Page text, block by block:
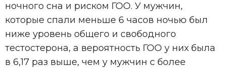
ночного сна и риском ГОО. У мужчин,
которые спали меньше 6 часов ночью был
ниже уровень общего и свободного
тестостерона, а вероятность ГОО у них была
в 6,17 раз выше, чем у мужчин с более